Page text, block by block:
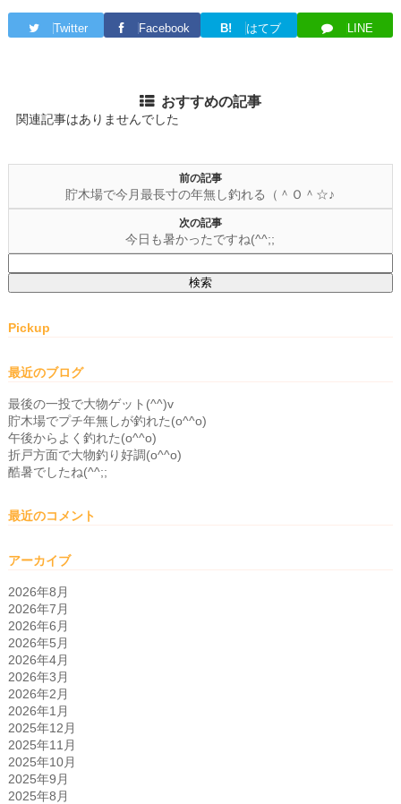
Twitter Facebook B! はてブ LINE
おすすめの記事
関連記事はありませんでした
前の記事
貯木場で今月最長寸の年無し釣れる（＾Ｏ＾☆♪
次の記事
今日も暑かったですね(^^;;
索:
Pickup
最近のブログ
最後の一投で大物ゲット(^^)v
貯木場でプチ年無しが釣れた(o^^o)
午後からよく釣れた(o^^o)
折戸方面で大物釣り好調(o^^o)
酷暑でしたね(^^;;
最近のコメント
アーカイブ
2026年8月
2026年7月
2026年6月
2026年5月
2026年4月
2026年3月
2026年2月
2026年1月
2025年12月
2025年11月
2025年10月
2025年9月
2025年8月